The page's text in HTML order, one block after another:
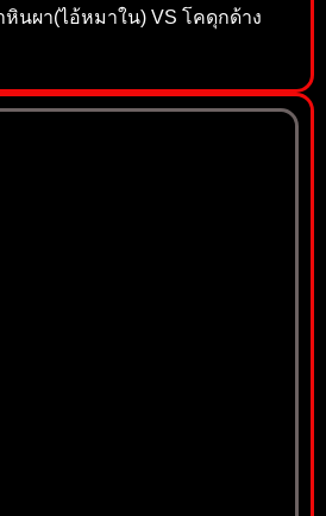
หินผา(ไอ้หมาใน) VS โคดุกด้าง